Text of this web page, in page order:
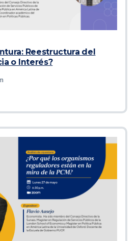
Reestructura del
o Interés?